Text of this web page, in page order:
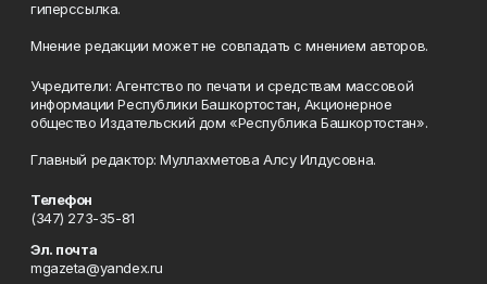
гиперссылка.
Мнение редакции может не совпадать с мнением авторов.
Учредители: Агентство по печати и средствам массовой
информации Республики Башкортостан, Акционерное
общество Издательский дом «Республика Башкортостан».
Главный редактор: Муллахметова Алсу Илдусовна.
Телефон
(347) 273-35-81
Эл. почта
mgazeta@yandex.ru